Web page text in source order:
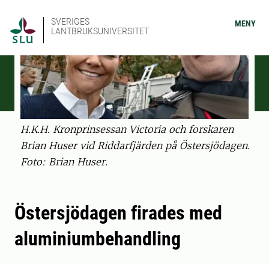
SVERIGES
LANTBRUKSUNIVERSITET
MENY
H.K.H. Kronprinsessan Victoria och forskaren
Brian Huser vid Riddarfjärden på Östersjödagen.
Foto: Brian Huser.
Östersjödagen firades med
aluminiumbehandling